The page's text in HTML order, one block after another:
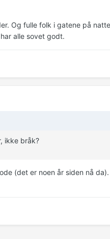
Og fulle folk i gatene på
alle sovet godt.
ikke bråk?
(det er noen år siden nå